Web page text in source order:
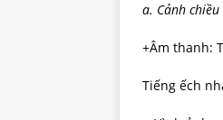
a. Cảnh
+Âm thanh:
Tiếng ếch